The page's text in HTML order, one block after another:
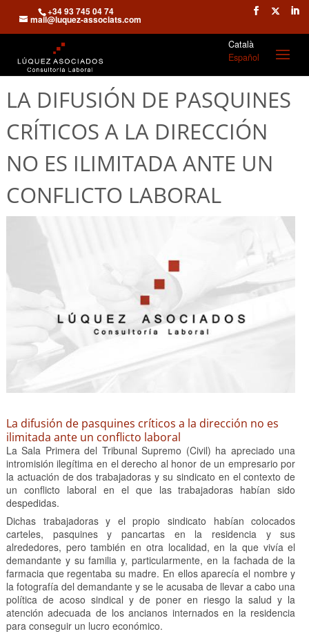
+34 93 745 04 74
mail@luquez-associats.com
Català
Español
LA DIFUSIÓN DE PASQUINES
CRÍTICOS A LA DIRECCIÓN
NO ES ILIMITADA ANTE UN
CONFLICTO LABORAL
La difusión de pasquines críticos a la dirección no es
ilimitada ante un conflicto laboral
La Sala Primera del Tribunal Supremo (Civil) ha apreciado una
intromisión ilegítima en el derecho al honor de un empresario por
la actuación de dos trabajadoras y su sindicato en el contexto de
un conflicto laboral en el que las trabajadoras habían sido
despedidas.
Dichas trabajadoras y el propio sindicato habían colocados
carteles, pasquines y pancartas en la residencia y sus
alrededores, pero también en otra localidad, en la que vivía el
demandante y su familia y, particularmente, en la fachada de la
farmacia que regentaba su madre. En ellos aparecía el nombre y
la fotografía del demandante y se le acusaba de llevar a cabo una
política de acoso sindical y de poner en riesgo la salud y la
atención adecuada de los ancianos internados en la residencia
para conseguir un lucro económico.